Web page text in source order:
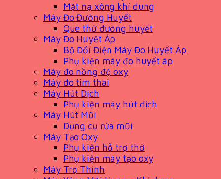
Mặt nạ xông khí dung
Máy Đo Đường Huyết
Que thử đường huyết
Máy Đo Huyết Áp
Bộ Đổi Điện Máy Đo Huyết Áp
Phụ kiện máy đo huyết áp
Máy đo nồng độ oxy
Máy đo tim thai
Máy Hút Dịch
Phụ kiện máy hút dịch
Máy Hút Mũi
Dụng cụ rửa mũi
Máy Tạo Oxy
Phụ kiện hỗ trợ thở
Phụ kiện máy tạo oxy
Máy Trợ Thính